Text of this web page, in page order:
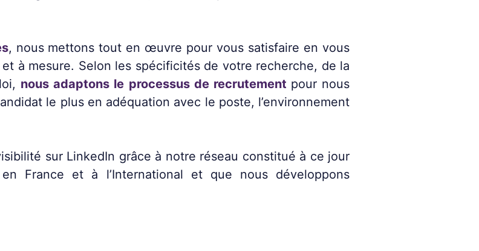
, nous mettons tout en œuvre pour vous satisfaire en vous
à mesure. Selon les spécificités de votre recherche, de la
nous adaptons le processus de recrutement pour nous
le plus en adéquation avec le poste, l’environnement
sur LinkedIn grâce à notre réseau constitué à ce jour
France et à l’International et que nous développons